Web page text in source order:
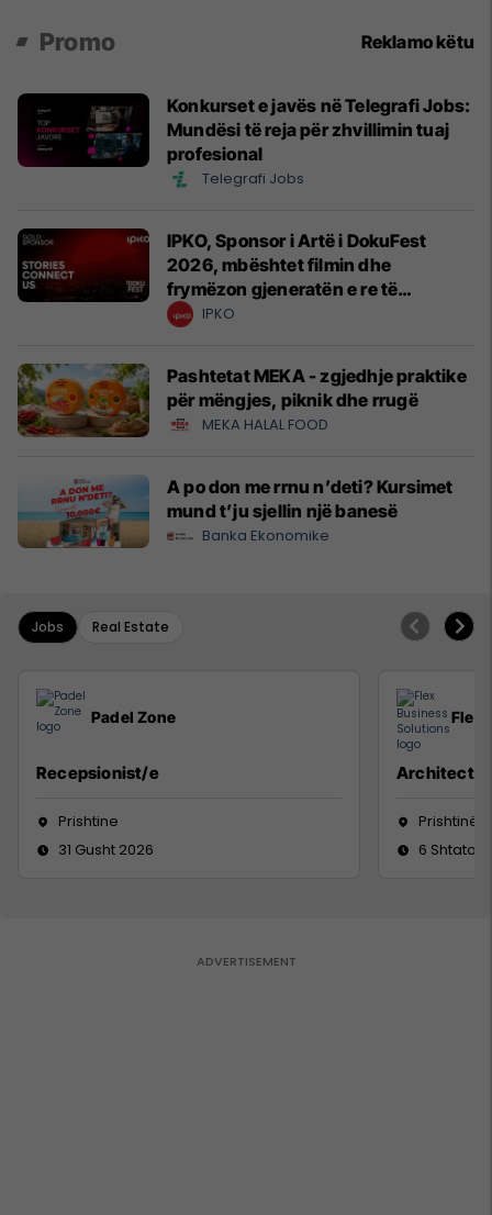
Promo Reklamo këtu
Konkurset e javës në Telegrafi Jobs:
Mundësi të reja për zhvillimin tuaj
profesional
Telegrafi Jobs
IPKO, Sponsor i Artë i DokuFest
2026, mbështet filmin dhe
frymëzon gjeneratën e re të
krijuesve
IPKO
Pashtetat MEKA - zgjedhje praktike
për mëngjes, piknik dhe rrugë
MEKA HALAL FOOD
A po don me rrnu n’deti? Kursimet
mund t’ju sjellin një banesë
Banka Ekonomike
Jobs Real Estate
Padel Zone
Recepsionist/e
Prishtine
31 Gusht 2026
Flex
Architect
Prishtinë
6 Shtator